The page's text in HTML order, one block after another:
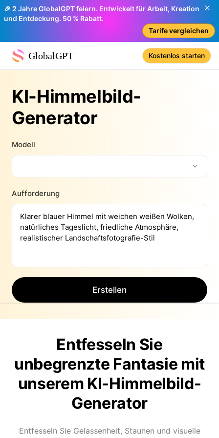
🎉 2 Jahre GlobalGPT feiern. Entwickelt für Arbeit, Kreation
und Entdeckung. 50 % Rabatt.
Tarife vergleichen
GlobalGPT Kostenlos starten
KI-Himmelbild-
Generator
Modell
Aufforderung
Erstellen
Entfesseln Sie
unbegrenzte Fantasie mit
unserem KI-Himmelbild-
Generator
Entfesseln Sie Gelassenheit, Staunen und visuelle